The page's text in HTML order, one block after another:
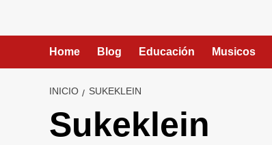
Home Blog Educación Musicos
INICIO SUKEKLEIN
Sukeklein